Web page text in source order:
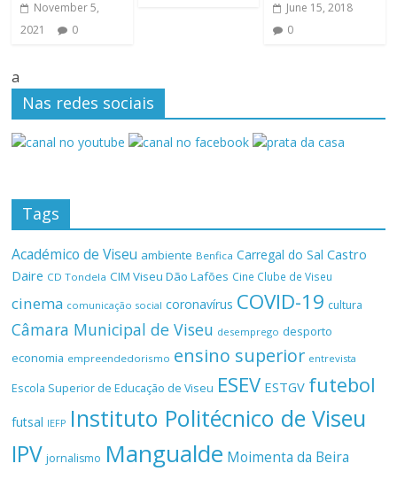
November 5,
2021
0
June 15, 2018
0
a
Nas redes sociais
Tags
Académico de Viseu ambiente Benfica Carregal do Sal Castro
Daire CD Tondela CIM Viseu Dão Lafões Cine Clube de Viseu
cinema comunicação social coronavírus COVID-19 cultura
Câmara Municipal de Viseu desemprego desporto
economia empreendedorismo ensino superior entrevista
Escola Superior de Educação de Viseu ESEV ESTGV futebol
futsal IEFP Instituto Politécnico de Viseu
IPV jornalismo Mangualde Moimenta da Beira